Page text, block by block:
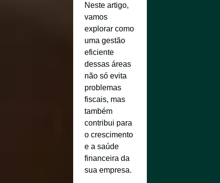
Neste artigo,
vamos
explorar como
uma gestão
eficiente
dessas áreas
não só evita
problemas
fiscais, mas
também
contribui para
o crescimento
e a saúde
financeira da
sua empresa.